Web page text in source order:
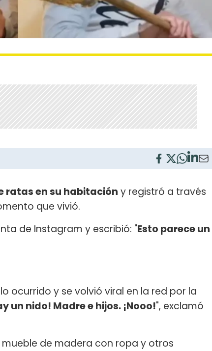
ratas en su habitación y registró a través
que vivió.
de Instagram y escribió: "Esto parece un
ocurrido y se volvió viral en la red por la
un nido! Madre e hijos. ¡Nooo!", exclamó
de madera con ropa y otros